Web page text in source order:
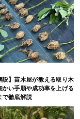
説】苗木屋が教える取り木
かい手順や成功率を上げる
で徹底解説